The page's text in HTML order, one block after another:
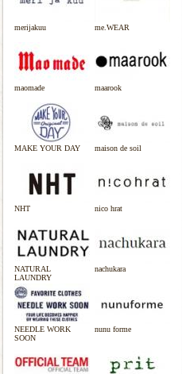
merijakuu me.WEAR
maomade maarook
MAKE YOUR DAY maison de soil
NHT nico hrat
NATURAL
LAUNDRY
nachukara
NEEDLE WORK
SOON
nunu forme